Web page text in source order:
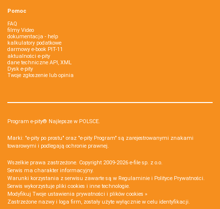
Pomoc
FAQ
filmy Video
dokumentacja - help
kalkulatory podatkowe
darmowy e-book PIT-11
aktualności e-pity
dane techniczne API, XML
Dysk e-pity
Twoje zgłoszenie lub opinia
Program e-pity® Najlepsze w POLSCE.
Marki: "e-pity po prostu" oraz "e-pity Program" są zarejestrowanymi znakami
towarowymi i podlegają ochronie prawnej.
Wszelkie prawa zastrzeżone. Copyright 2009-2026 e-file sp. z o.o.
Serwis ma charakter informacyjny.
Warunki korzystania z serwisu zawarte są w Regulaminie i Polityce Prywatności.
Serwis wykorzystuje pliki cookies i inne technologie.
Modyfikuj Twoje ustawienia prywatności i plików cookies »
Zastrzeżone nazwy i loga firm, zostały użyte wyłącznie w celu identyfikacji.